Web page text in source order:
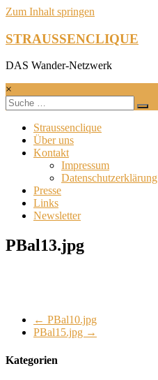
Zum Inhalt springen
STRAUSSENCLIQUE
DAS Wander-Netzwerk
×
Straussenclique
Über uns
Kontakt
Impressum
Datenschutzerklärung
Presse
Links
Newsletter
PBal13.jpg
← PBal10.jpg
PBal15.jpg →
Kategorien